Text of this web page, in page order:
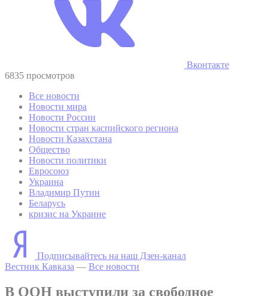
Вконтакте
6835 просмотров
Все новости
Новости мира
Новости России
Новости стран каспийского региона
Новости Казахстана
Общество
Новости политики
Евросоюз
Украина
Владимир Путин
Беларусь
кризис на Украине
Подписывайтесь на наш Дзен-канал
Вестник Кавказа — Все новости
В ООН выступили за свободное